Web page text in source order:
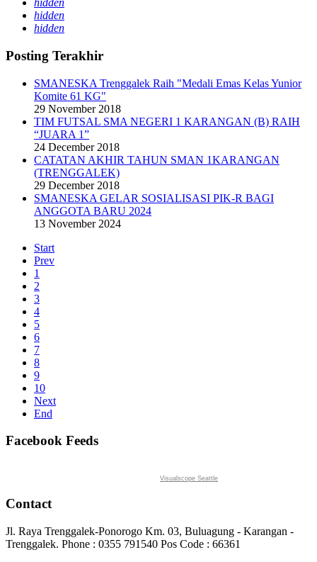
hidden
hidden
hidden
Posting Terakhir
SMANESKA Trenggalek Raih "Medali Emas Kelas Yunior
Komite 61 KG"
29 November 2018
TIM FUTSAL SMA NEGERI 1 KARANGAN (B) RAIH
“JUARA 1”
24 December 2018
CATATAN AKHIR TAHUN SMAN 1KARANGAN
(TRENGGALEK)
29 December 2018
SMANESKA GELAR SOSIALISASI PIK-R BAGI
ANGGOTA BARU 2024
13 November 2024
Start
Prev
1
2
3
4
5
6
7
8
9
10
Next
End
Facebook Feeds
Visualscope Seattle
Contact
Jl. Raya Trenggalek-Ponorogo Km. 03, Buluagung - Karangan -
Trenggalek. Phone : 0355 791540 Pos Code : 66361